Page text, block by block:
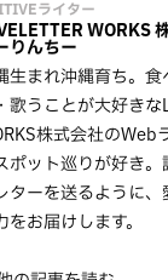
ライター
WORKS
りんちー
生まれ沖縄育ち。食
歌うことが大好きな
株式会社のWeb
ポット巡りが好き。
ターを送るように、
をお届けします。